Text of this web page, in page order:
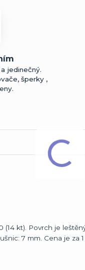
jedinečný.
šperky ,
kt). Povrch je
7 mm. Cena je za 1